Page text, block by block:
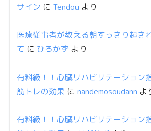
サイン に Tendou より
医療従事者が教える朝すっきり起き
て に ひろかず より
有料級！！心臓リハビリテーション
筋トレの効果 に nandemosoudann よ
有料級！！心臓リハビリテーション